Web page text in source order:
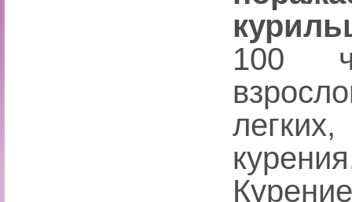
100